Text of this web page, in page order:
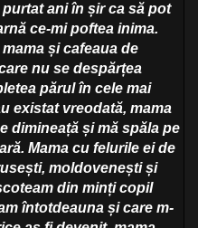
ani în șir ca să pot
ce-mi poftea inima.
și cafeaua de
nu se despărțea
părul în cele mai
existat vreodată, mama
dimineață și mă spăla pe
Mama cu felurile ei de
moldovenești și
din minți copil
întotdeauna și care m-